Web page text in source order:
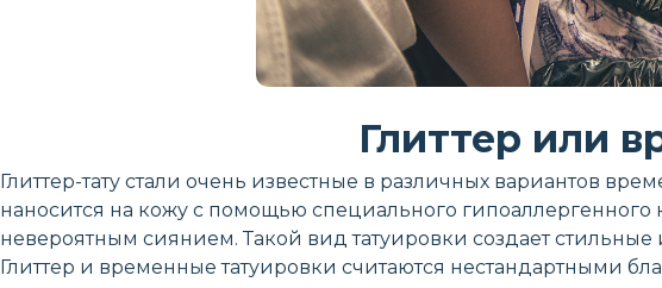
Глиттер или
Глиттер-тату стали очень известные в различных вариантов
наносится на кожу с помощью специального
невероятным сиянием. Такой вид татуировки создает
Глиттер и временные татуировки считаются нестандартными